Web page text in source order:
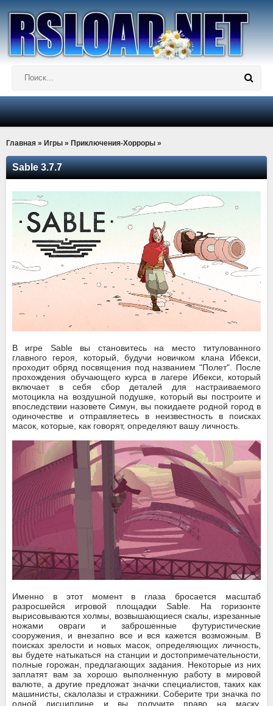
Главная » Игры » Приключения-Хорроры »
Sable 3.7.7
В игре Sable вы становитесь на место титулованного
главного героя, который, будучи новичком клана Ибекси,
проходит обряд посвящения под названием "Полет". После
прохождения обучающего курса в лагере Ибекси, который
включает в себя сбор деталей для настраиваемого
мотоцикла на воздушной подушке, который вы построите и
впоследствии назовете Симун, вы покидаете родной город в
одиночестве и отправляетесь в неизвестность в поисках
масок, которые, как говорят, определяют вашу личность.
Именно в этот момент в глаза бросается масштаб
разросшейся игровой площадки Sable. На горизонте
вырисовываются холмы, возвышающиеся скалы, изрезанные
ножами овраги и заброшенные футуристические
сооружения, и внезапно все и вся кажется возможным. В
поисках зрелости и новых масок, определяющих личность,
вы будете натыкаться на станции и достопримечательности,
полные горожан, предлагающих задания. Некоторые из них
заплатят вам за хорошо выполненную работу в мировой
валюте, а другие предложат значки специалистов, таких как
машинисты, скалолазы и стражники. Соберите три значка по
одной дисциплине и вы получите право на маску,